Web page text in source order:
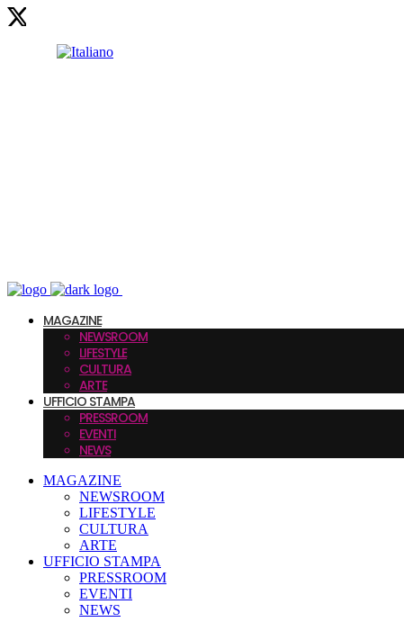
MAGAZINE
NEWSROOM
LIFESTYLE
CULTURA
ARTE
UFFICIO STAMPA
PRESSROOM
EVENTI
NEWS
MAGAZINE
NEWSROOM
LIFESTYLE
CULTURA
ARTE
UFFICIO STAMPA
PRESSROOM
EVENTI
NEWS